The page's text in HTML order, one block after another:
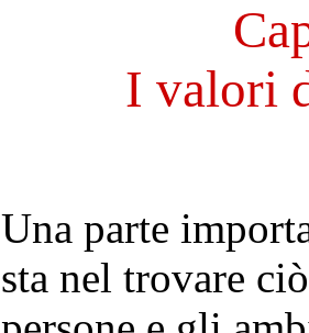
I valori
Una parte
sta nel trovare